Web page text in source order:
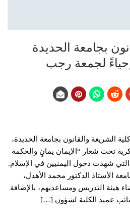
بجامعة الحديدة
لجمعة رجب
الشريعة والقانون بجامعة الحديدة،
تحت شعار “الإيمان يمانٍ والحكمة
شهدت دخول اليمنيين في الإسلام.
الأستاذ الدكتور محمد الأهدل،
هيئة التدريس ومساعديهم، بالإضافة
عميد الكلية لشؤون […]